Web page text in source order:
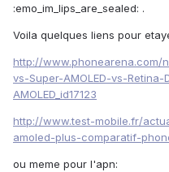
:emo_im_lips_are_sealed: .
Voila quelques liens pour
http://www.phonearena.com/
vs-Super-AMOLED-vs-
AMOLED_id17123
http://www.test-mobile.fr/
amoled-plus-comparatif-
ou meme pour l'apn: